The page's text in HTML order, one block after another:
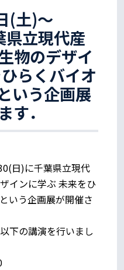
(土)～
立現代産
物のデザイ
らくバイオ
いう企画展
す．
日)に千葉県立現代
インに学ぶ 未来をひ
いう企画展が開催さ
下の講演を行いまし